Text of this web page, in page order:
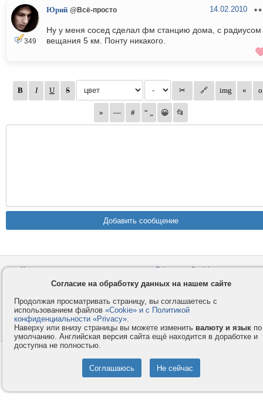
349
Юрий @Всё-просто 14.02.2010
Ну у меня сосед сделал фм станцию дома, с радиусом
вещания 5 км. Понту никакого.
Контакты
Компания
Privacy и Cookie
Правила и условия
Услуги
Как оплатить
Помощь
Форумы
© 2008-2026VMESTE.EU- Все права защищены.
Согласие на обработку данных на нашем сайте
Продолжая просматривать страницу, вы соглашаетесь с
использованием файлов «Cookie» и с Политикой
конфиденциальности «Privacy».
Наверху или внизу страницы вы можете изменить валюту и язык по
умолчанию. Английская версия сайта ещё находится в доработке и
доступна не полностью.